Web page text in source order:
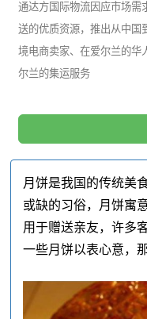
通达方国际物流因应市场需
送的优质资源，推出从中国
境电商卖家、在爱尔兰的华
尔兰的集运服务
月饼是我国的传统美
或缺的习俗，月饼寓
用于赠送亲友，许多
一些月饼以表心意，